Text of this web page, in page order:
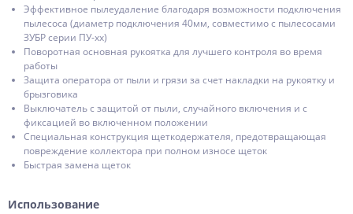
Эффективное пылеудаление благодаря возможности подключения
пылесоса (диаметр подключения 40мм, совместимо с пылесосами
ЗУБР серии ПУ-хх)
Поворотная основная рукоятка для лучшего контроля во время
работы
Защита оператора от пыли и грязи за счет накладки на рукоятку и
брызговика
Выключатель с защитой от пыли, случайного включения и с
фиксацией во включенном положении
Специальная конструкция щеткодержателя, предотвращающая
повреждение коллектора при полном износе щеток
Быстрая замена щеток
Использование